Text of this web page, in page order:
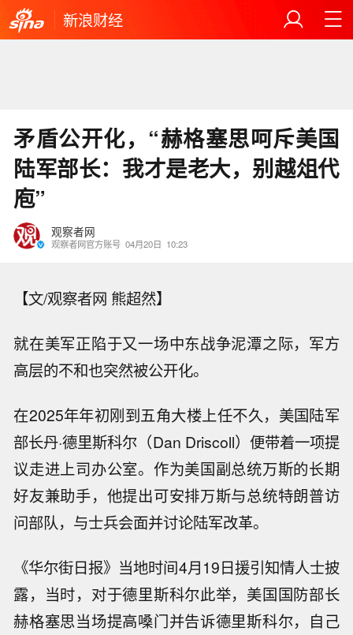
新浪财经
矛盾公开化，“赫格塞思呵斥美国
陆军部长：我才是老大，别越俎代
庖”
观察者网
观察者网官方账号 04月20日 10:23
【文/观察者网 熊超然】
就在美军正陷于又一场中东战争泥潭之际，军方
高层的不和也突然被公开化。
在2025年年初刚到五角大楼上任不久，美国陆军
部长丹·德里斯科尔（Dan Driscoll）便带着一项提
议走进上司办公室。作为美国副总统万斯的长期
好友兼助手，他提出可安排万斯与总统特朗普访
问部队，与士兵会面并讨论陆军改革。
《华尔街日报》当地时间4月19日援引知情人士披
露，当时，对于德里斯科尔此举，美国国防部长
赫格塞思当场提高嗓门并告诉德里斯科尔，自己